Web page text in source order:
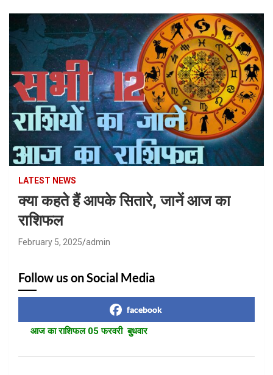
LATEST NEWS
क्या कहते हैं आपके सितारे, जानें आज का
राशिफल
February 5, 2025 admin
Follow us on Social Media
facebook
आज का राशिफल 05 फरवरी बुधवार